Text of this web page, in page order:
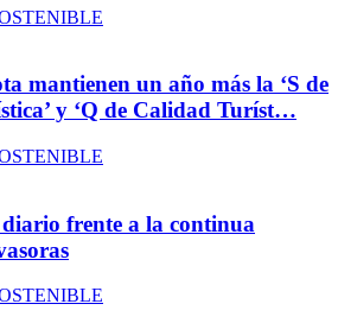
mantienen un año más la ‘S de
y ‘Q de Calidad Turíst…
frente a la continua